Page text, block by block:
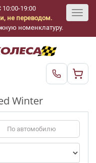
19:00
не переводом.
номенклатуру.
Winter
По автомобилю